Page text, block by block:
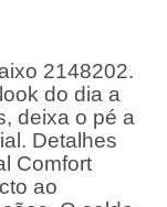
2148202.
do dia a
deixa o pé a
Detalhes
Comfort
ao